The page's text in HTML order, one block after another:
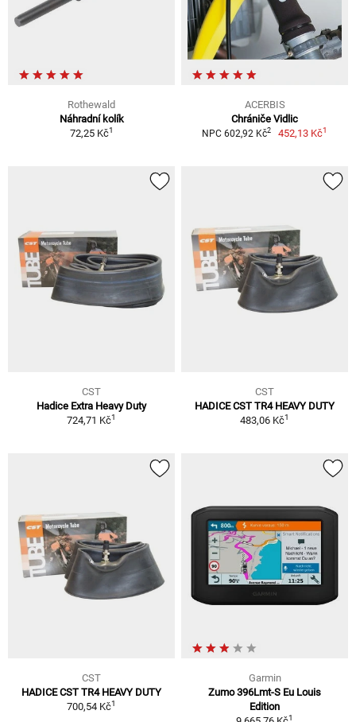
Rothewald
Náhradní kolík
72,25 Kč1
ACERBIS
Chrániče Vidlic
NPC 602,92 Kč2 452,13 Kč1
CST
Hadice Extra Heavy Duty
724,71 Kč1
CST
HADICE CST TR4 HEAVY DUTY
483,06 Kč1
CST
HADICE CST TR4 HEAVY DUTY
700,54 Kč1
Garmin
Zumo 396Lmt-S Eu Louis
Edition
1